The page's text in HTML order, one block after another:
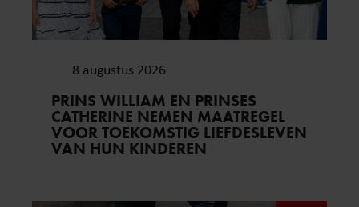
8 augustus 2026
PRINS WILLIAM EN PRINSES
CATHERINE NEMEN MAATREGEL
VOOR TOEKOMSTIG LIEFDESLEVEN
VAN HUN KINDEREN